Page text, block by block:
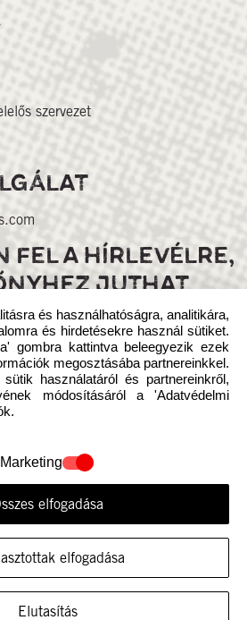
szervezet
FEL A HÍRLEVÉLRE,
JUTHAT
médiában
venni, hogy ez a webhely függetlenül
Kft. által Crocs Europe B.V.
a Heydude.
és használhatóságra, analitikára,
és hirdetésekre használ sütiket.
gombra kattintva beleegyezik ezek
megosztásába partnereinkkel.
használatáról és partnereinkről,
módosításáról a 'Adatvédelmi
Marketing
elfogadása
elfogadása
Elutasítás